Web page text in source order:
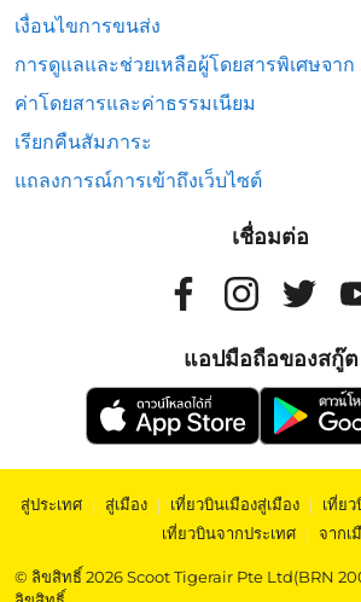
เงื่อนไขการขนส่ง
การดูแลและช่วยเหลือผู้โดยสารพิเศษจา
ค่าโดยสารและค่าธรรมเนียม
เรียกคืนสัมภาระ
แถลงการณ์การเข้าถึงเว็บไซต์
เชื่อมต่อ
แอปมือถือของสกู๊ต
สู่ประเทศ | สู่เมือง | เที่ยวบินเมืองสู่เมือง | เที่ย
เที่ยวบินจากประเทศ | จากเ
© ลิขสิทธิ์ 2026 Scoot Tigerair Pte Ltd(BRN